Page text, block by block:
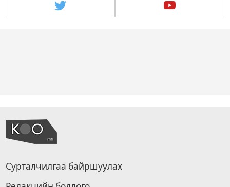
Сурталчилгаа байршуулах